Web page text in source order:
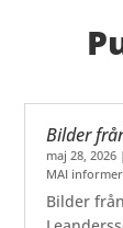
Bilder
maj 28, 2026 |
MAI
Bilder